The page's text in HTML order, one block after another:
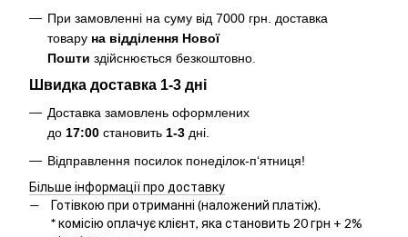
При замовленні на суму від 7000 грн. доставка
товару на відділення Нової
Пошти здійснюється безкоштовно
Швидка доставка 1-3 дні
Доставка замовлень оформлених
до 17:00 становить 1-3 дні.
Відправлення посилок понеділок-п‘ятниця!
Більше інформації про доставку
Готівкою при отриманні (наложений платіж).
*комісію оплачує клієнт, яка становить 20 грн + 2%